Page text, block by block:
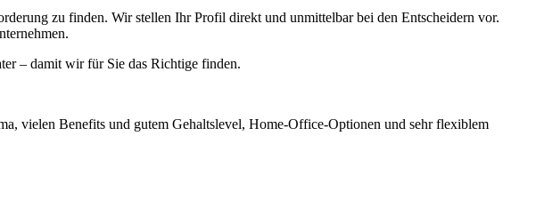
zu finden. Wir stellen Ihr Profil direkt und unmittelbar bei den Entscheidern vor.
– damit wir für Sie das Richtige finden.
vielen Benefits und gutem Gehaltslevel, Home-Office-Optionen und sehr flexiblem